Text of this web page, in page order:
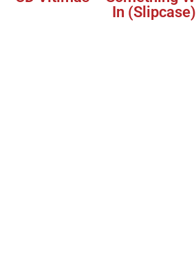
In (Slipcase)